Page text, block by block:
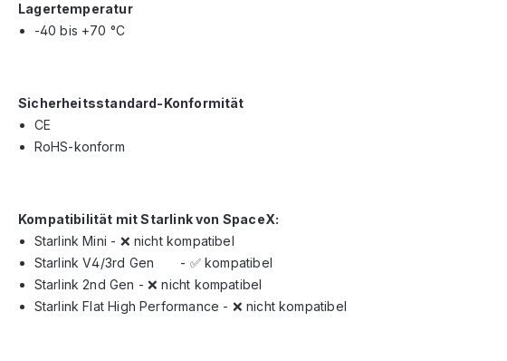
Lagertemperatur
-40 bis +70 °C
Sicherheitsstandard-Konformität
CE
RoHS-konform
Kompatibilität mit Starlink von SpaceX:
Starlink Mini - ❌ nicht kompatibel
Starlink V4/3rd Gen
- ✅ kompatibel
Starlink 2nd Gen - ❌ nicht kompatibel
Starlink Flat High Performance - ❌ nicht kompatibel